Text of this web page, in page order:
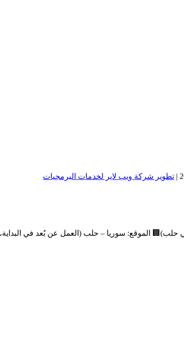
تطوير شركة ويب لاير لخدمات البرمجيات
الموقع: سوريا – حلب (العمل عن بُعد في